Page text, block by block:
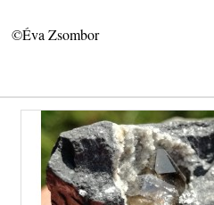
©Éva Zsombor